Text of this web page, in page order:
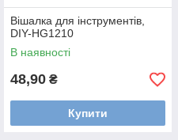
Вішалка для інструментів,
DIY-HG1210
В наявності
48,90 ₴
Купити